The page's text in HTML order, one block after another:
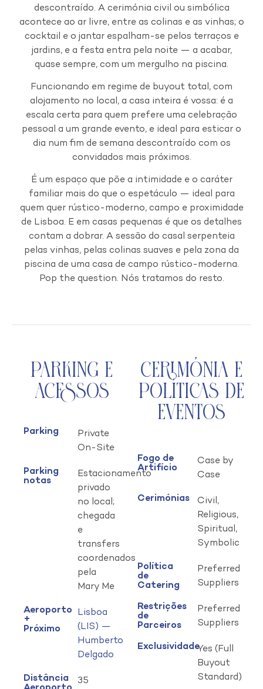
descontraído. A cerimónia civil ou simbólica
acontece ao ar livre, entre as colinas e as vinhas; o
cocktail e o jantar espalham-se pelos terraços e
jardins, e a festa entra pela noite — a acabar,
quase sempre, com um mergulho na piscina.
Funcionando em regime de buyout total, com
alojamento no local, a casa inteira é vossa: é a
escala certa para quem prefere uma celebração
pessoal a um grande evento, e ideal para esticar o
dia num fim de semana descontraído com os
convidados mais próximos.
É um espaço que põe a intimidade e o caráter
familiar mais do que o espetáculo — ideal para
quem quer rústico-moderno, campo e proximidade
de Lisboa. E em casas pequenas é que os detalhes
contam a dobrar. A sessão do casal serpenteia
pelas vinhas, pelas colinas suaves e pela zona da
piscina de uma casa de campo rústico-moderna.
Pop the question. Nós tratamos do resto.
Parking e
Acessos
Parking
Private
On-Site
Parking
notas
Estacionamento
privado
no local;
chegada
e
transfers
coordenados
pela
Mary Me
Aeroporto
+
Próximo
Lisboa
(LIS) —
Humberto
Delgado
Distância
35
Cerimónia e
Políticas de
Eventos
Fogo de
Artifício
Case by
Case
Cerimónias
Civil,
Religious,
Spiritual,
Symbolic
Política
de
Catering
Preferred
Suppliers
Restrições
de
Parceiros
Preferred
Suppliers
ExclusividadeYes (Full
Buyout
Standard)